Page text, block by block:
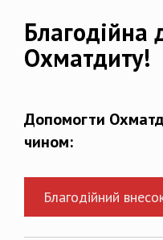
Благодійна
Охматдиту!
Допомогти
чином:
Благодійний